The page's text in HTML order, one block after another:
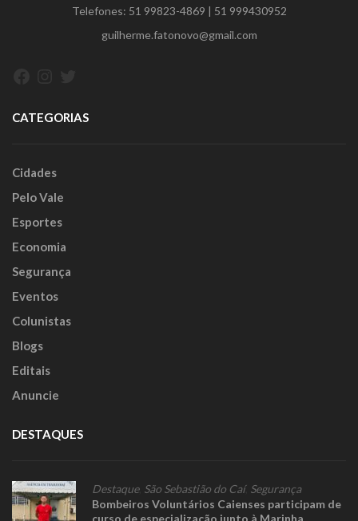
Telefones: 51 99823-4869 | 51 999430952
guilherme.fatonovo@gmail.com
CATEGORIAS
Cidades
Pelo Vale
Esportes
Economia
Segurança
Eventos
Colunistas
Blogs
Editais
Anuncie
DESTAQUES
Destaque, São Sebastião do Caí, Segurança
Bombeiros Voluntários Caienses participam de
curso de especialização junto à Marinha